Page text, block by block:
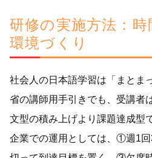
研修の実施方法：
環境づくり
社会人の日本語学習は「まとま
省の講師用手引きでも、受講者
文型の積み上げより課題達成型
企業での運用としては、①週1